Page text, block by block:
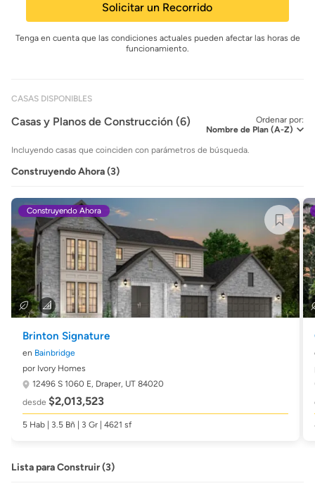
Solicitar un Recorrido
Tenga en cuenta que las condiciones actuales pueden afectar las horas de
funcionamiento.
CASAS DISPONIBLES
Ordenar por:
Casas y Planos de Construcción (6)
Incluyendo casas que coinciden con parámetros de búsqueda.
Construyendo Ahora (3)
Construyendo Ahora
Brinton Signature
en Bainbridge
por Ivory Homes
12496 S 1060 E, Draper, UT 84020
desde $2,013,523
5 Hab | 3.5 Bñ | 3 Gr | 4621 sf
Lista para Construir (3)